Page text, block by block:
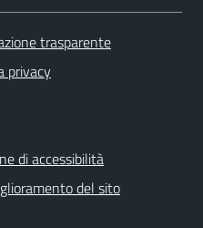
trasparente
privacy
di accessibilità
del sito